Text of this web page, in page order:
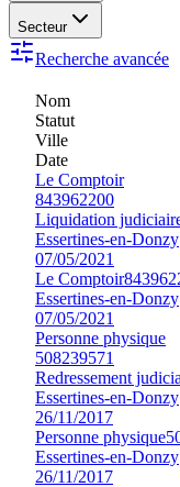
Secteur
Recherche avancée
Nom
Statut
Ville
Date
Le Comptoir
843962200
Liquidation
Essertines-en-Donzy
07/05/2021
Le Comptoir
Essertines-en-Donzy
07/05/2021
Personne physique
508239571
Redressement
Essertines-en-Donzy
26/11/2017
Personne physique
Essertines-en-Donzy
26/11/2017